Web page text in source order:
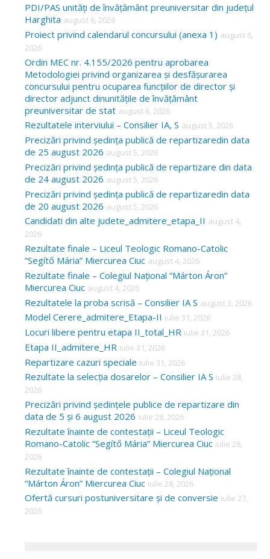
c
h
f
o
r
PDI/PAS unități de învățământ preuniversitar din județul
Harghita august 6, 2026
Proiect privind calendarul concursului (anexa 1) august 6,
2026
Ordin MEC nr. 4.155/2026 pentru aprobarea
Metodologiei privind organizarea și desfășurarea
concursului pentru ocuparea funcțiilor de director și
director adjunct dinunitățile de învățământ
preuniversitar de stat august 6, 2026
Rezultatele interviului – Consilier IA, S august 5, 2026
Precizări privind ședința publică de repartizaredin data
de 25 august 2026 august 5, 2026
Precizări privind ședința publică de repartizare din data
de 24 august 2026 august 5, 2026
Precizări privind ședința publică de repartizaredin data
de 20 august 2026 august 5, 2026
Candidati din alte judete_admitere_etapa_II august 4,
2026
Rezultate finale – Liceul Teologic Romano-Catolic
“Segítő Mária” Miercurea Ciuc august 4, 2026
Rezultate finale – Colegiul Național “Márton Áron”
Miercurea Ciuc august 4, 2026
Rezultatele la proba scrisă – Consilier IA S august 3, 2026
Model Cerere_admitere_Etapa-II iulie 31, 2026
Locuri libere pentru etapa II_total_HR iulie 31, 2026
Etapa II_admitere_HR iulie 31, 2026
Repartizare cazuri speciale iulie 31, 2026
Rezultate la selecția dosarelor – Consilier IA S iulie 28,
2026
Precizări privind ședințele publice de repartizare din
data de 5 și 6 august 2026 iulie 28, 2026
Rezultate înainte de contestații – Liceul Teologic
Romano-Catolic “Segítő Mária” Miercurea Ciuc iulie 28,
2026
Rezultate înainte de contestații – Colegiul Național
“Márton Áron” Miercurea Ciuc iulie 28, 2026
Ofertă cursuri postuniversitare și de conversie iulie 27,
2026